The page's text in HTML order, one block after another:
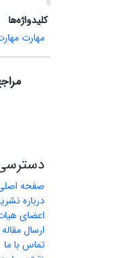
کلیدواژه‌ها
مهارت
صفحه
درباره
اعضای
ارسال مقاله
تماس با ما